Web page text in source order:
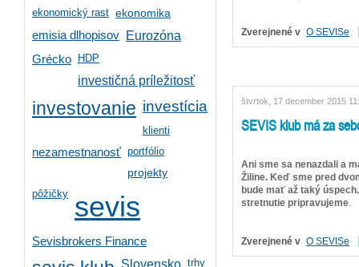
ekonomický rast ekonomika
emisia dlhopisov
Eurozóna
Grécko HDP
investičná príležitosť
investovanie investícia
klienti
nezamestnanosť portfólio
projekty
pôžičky sevis
Sevisbrokers Finance
Slovensko trhy
Zverejnené v O SEVISe
štvrtok, 17 december 2015
SEVIS klub má za
Ani sme sa nenazdali a
Žiline. Keď sme pred
bude mať až taký
stretnutie pripravujeme
Zverejnené v O SEVISe